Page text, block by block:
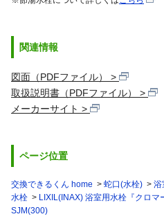
関連情報
図面（PDFファイル）
取扱説明書（PDFファイル）
メーカーサイト
ページ位置
交換できるくん home 蛇口(水栓) 浴
水栓
LIXIL(INAX) 浴室用水栓『クロ
SJM(300)